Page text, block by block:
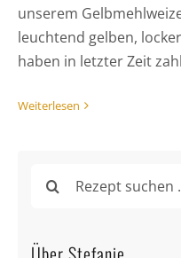
unserem
leuchtend gelben,
haben in letzter Zeit
Weiterlesen
nach: